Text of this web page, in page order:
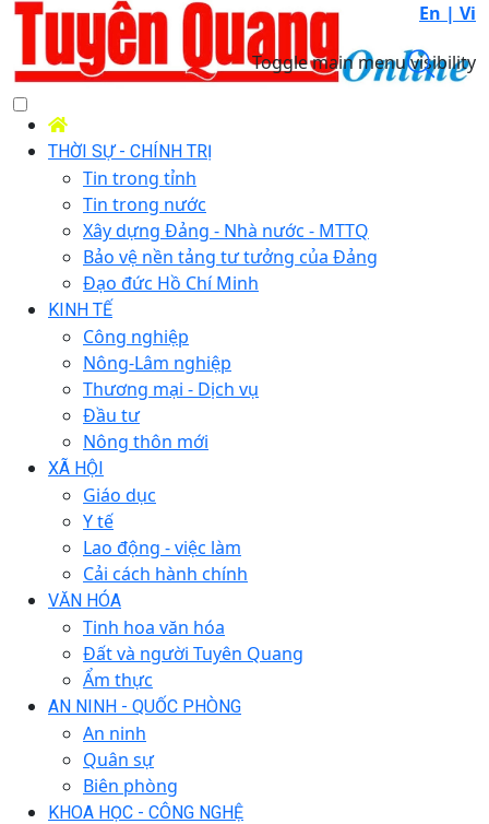
En | Vi
Toggle main menu visibility
THỜI SỰ - CHÍNH TRỊ
Tin trong tỉnh
Tin trong nước
Xây dựng Đảng - Nhà nước - MTTQ
Bảo vệ nền tảng tư tưởng của Đảng
Đạo đức Hồ Chí Minh
KINH TẾ
Công nghiệp
Nông-Lâm nghiệp
Thương mại - Dịch vụ
Đầu tư
Nông thôn mới
XÃ HỘI
Giáo dục
Y tế
Lao động - việc làm
Cải cách hành chính
VĂN HÓA
Tinh hoa văn hóa
Đất và người Tuyên Quang
Ẩm thực
AN NINH - QUỐC PHÒNG
An ninh
Quân sự
Biên phòng
KHOA HỌC - CÔNG NGHỆ